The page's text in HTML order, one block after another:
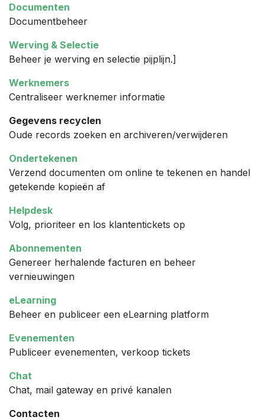
Documenten
Documentbeheer
Werving & Selectie
Beheer je werving en selectie pijplijn.]
Werknemers
Centraliseer werknemer informatie
Gegevens recyclen
Oude records zoeken en archiveren/verwijderen
Ondertekenen
Verzend documenten om online te tekenen en handel
getekende kopieën af
Helpdesk
Volg, prioriteer en los klantentickets op
Abonnementen
Genereer herhalende facturen en beheer
vernieuwingen
eLearning
Beheer en publiceer een eLearning platform
Evenementen
Publiceer evenementen, verkoop tickets
Chat
Chat, mail gateway en privé kanalen
Contacten